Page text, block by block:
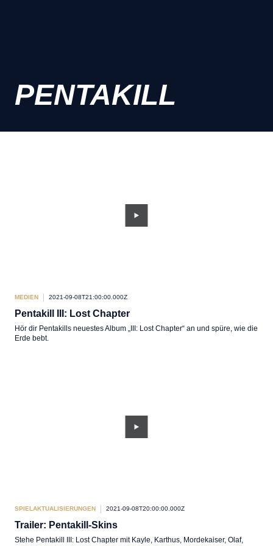
PENTAKILL
MEDIEN 2021-09-08T21:00:00.000Z
Pentakill III: Lost Chapter
Hör dir Pentakills neuestes Album „III: Lost Chapter“ an und spüre, wie die
Erde bebt.
SPIELAKTUALISIERUNGEN 2021-09-08T20:00:00.000Z
Trailer: Pentakill-Skins
Stehe Pentakill III: Lost Chapter mit Kayle, Karthus, Mordekaiser, Olaf,